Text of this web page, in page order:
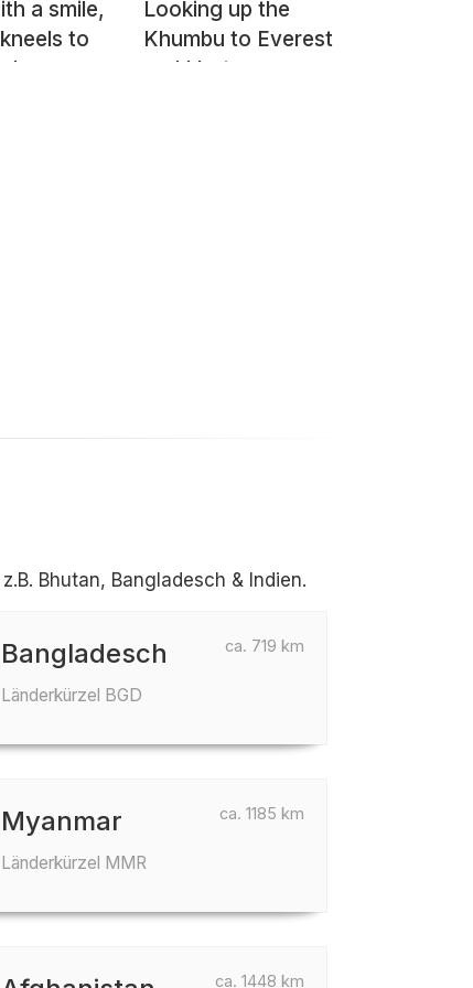
a smile,
to
Looking up the
Khumbu to Everest
and Lhotse
Bhutan, Bangladesch & Indien.
ca. 719 km
Bangladesch
Länderkürzel BGD
ca. 1185 km
Myanmar
Länderkürzel MMR
ca. 1448 km